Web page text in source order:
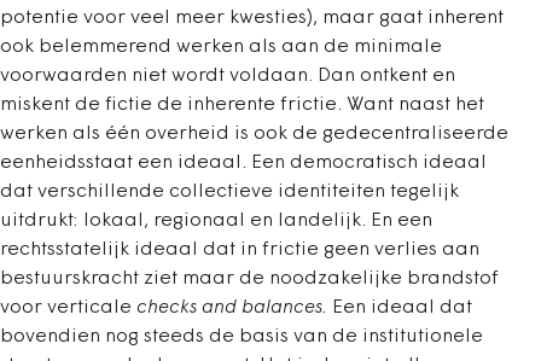
potentie voor veel meer kwesties), maar gaat inherent
ook belemmerend werken als aan de minimale
voorwaarden niet wordt voldaan. Dan ontkent en
miskent de fictie de inherente frictie. Want naast het
werken als één overheid is ook de gedecentraliseerde
eenheidsstaat een ideaal. Een democratisch ideaal
dat verschillende collectieve identiteiten tegelijk
uitdrukt: lokaal, regionaal en landelijk. En een
rechtsstatelijk ideaal dat in frictie geen verlies aan
bestuurskracht ziet maar de noodzakelijke brandstof
voor verticale checks and balances. Een ideaal dat
bovendien nog steeds de basis van de institutionele